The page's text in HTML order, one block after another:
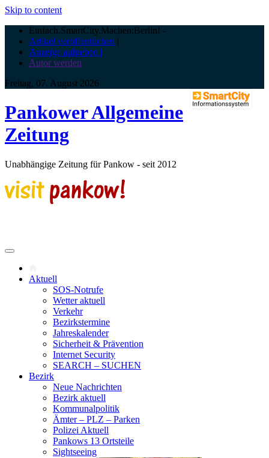
Skip to content
Einfach.SmartCity.Machen:Berlin! -
Artikel veröffentlichen |
Anzeige aufgeben |
Autor werden
Freitag, 07. August 2026
Pankower Allgemeine
Zeitung
Unabhängige Zeitung für Pankow - seit 2012
Aktuell
SOS-Notrufe
Wetter aktuell
Verkehr
Bezirkstermine
Jahreskalender
Sicherheit & Prävention
Internet Security
SEARCH – SUCHEN
Bezirk
Neue Nachrichten
Bezirk aktuell
Kommunalpolitik
Ämter – PLZ – Parken
Polizei Aktuell
Pankows 13 Ortsteile
Sightseeing